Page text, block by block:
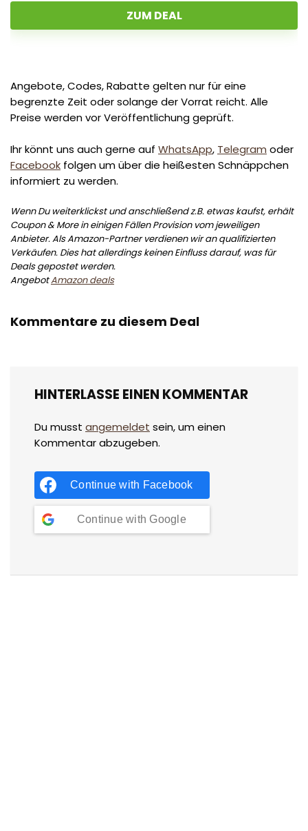
ZUM DEAL
Angebote, Codes, Rabatte gelten nur für eine
begrenzte Zeit oder solange der Vorrat reicht. Alle
Preise werden vor Veröffentlichung geprüft.
Ihr könnt uns auch gerne auf WhatsApp, Telegram oder
Facebook folgen um über die heißesten Schnäppchen
informiert zu werden.
Wenn Du weiterklickst und anschließend z.B. etwas kaufst, erhält
Coupon & More in einigen Fällen Provision vom jeweiligen
Anbieter. Als Amazon-Partner verdienen wir an qualifizierten
Verkäufen. Dies hat allerdings keinen Einfluss darauf, was für
Deals gepostet werden.
AngebotAmazon deals
Kommentare zu diesem Deal
HINTERLASSE EINEN KOMMENTAR
Du musst angemeldet sein, um einen
Kommentar abzugeben.
Continue with Facebook
Continue with Google